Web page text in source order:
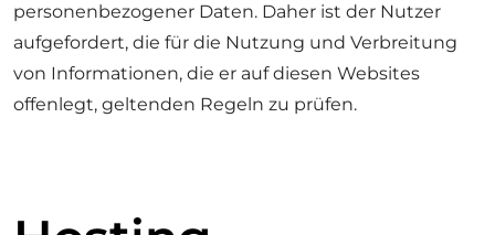
personenbezogener Daten. Daher ist der Nutzer
aufgefordert, die für die Nutzung und Verbreitung
von Informationen, die er auf diesen Websites
offenlegt, geltenden Regeln zu prüfen.